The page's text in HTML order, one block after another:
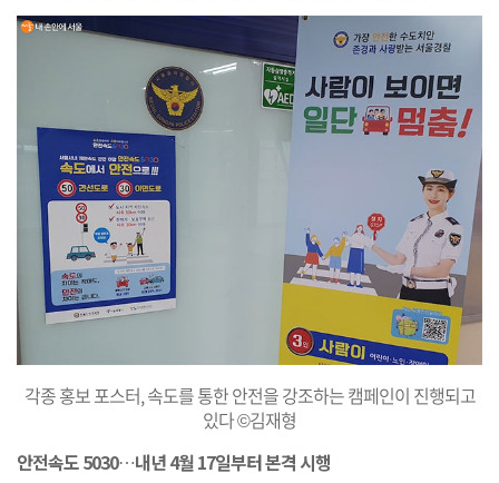
각종 홍보 포스터, 속도를 통한 안전을 강조하는 캠페인이 진행되고
있다 ©김재형
안전속도 5030…내년 4월 17일부터 본격 시행